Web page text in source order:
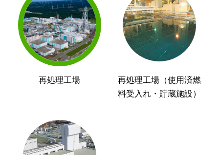
再処理工場
再処理工場（使用済燃
料受入れ・貯蔵施設）